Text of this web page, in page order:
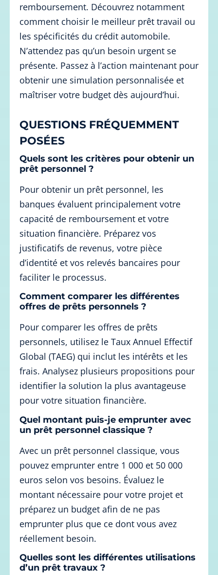
remboursement. Découvrez notamment
comment choisir le meilleur prêt travail ou
les spécificités du crédit automobile.
N’attendez pas qu’un besoin urgent se
présente. Passez à l’action maintenant pour
obtenir une simulation personnalisée et
maîtriser votre budget dès aujourd’hui.
QUESTIONS FRÉQUEMMENT
POSÉES
Quels sont les critères pour obtenir un
prêt personnel ?
Pour obtenir un prêt personnel, les
banques évaluent principalement votre
capacité de remboursement et votre
situation financière. Préparez vos
justificatifs de revenus, votre pièce
d’identité et vos relevés bancaires pour
faciliter le processus.
Comment comparer les différentes
offres de prêts personnels ?
Pour comparer les offres de prêts
personnels, utilisez le Taux Annuel Effectif
Global (TAEG) qui inclut les intérêts et les
frais. Analysez plusieurs propositions pour
identifier la solution la plus avantageuse
pour votre situation financière.
Quel montant puis-je emprunter avec
un prêt personnel classique ?
Avec un prêt personnel classique, vous
pouvez emprunter entre 1 000 et 50 000
euros selon vos besoins. Évaluez le
montant nécessaire pour votre projet et
préparez un budget afin de ne pas
emprunter plus que ce dont vous avez
réellement besoin.
Quelles sont les différentes utilisations
d’un prêt travaux ?